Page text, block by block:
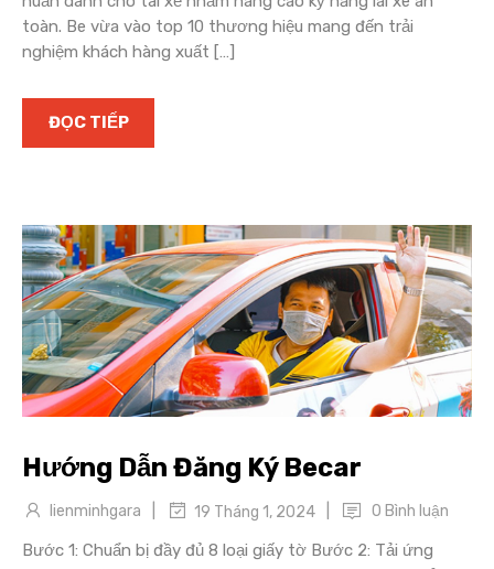
toàn. Be vừa vào top 10 thương hiệu mang đến trải
nghiệm khách hàng xuất […]
ĐỌC TIẾP
Hướng Dẫn Đăng Ký Becar
lienminhgara 19 Tháng 1, 2024 0 Bình luận
Bước 1: Chuẩn bị đầy đủ 8 loại giấy tờ Bước 2: Tải ứng